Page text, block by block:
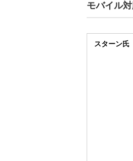
モバイル
スターン氏